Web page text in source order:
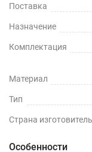
Поставка
Назначение
Комплектация
Материал
Тип
Страна изготовитель
Особенности